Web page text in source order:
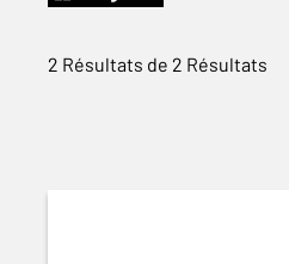
2 Résultats de 2 Résultats